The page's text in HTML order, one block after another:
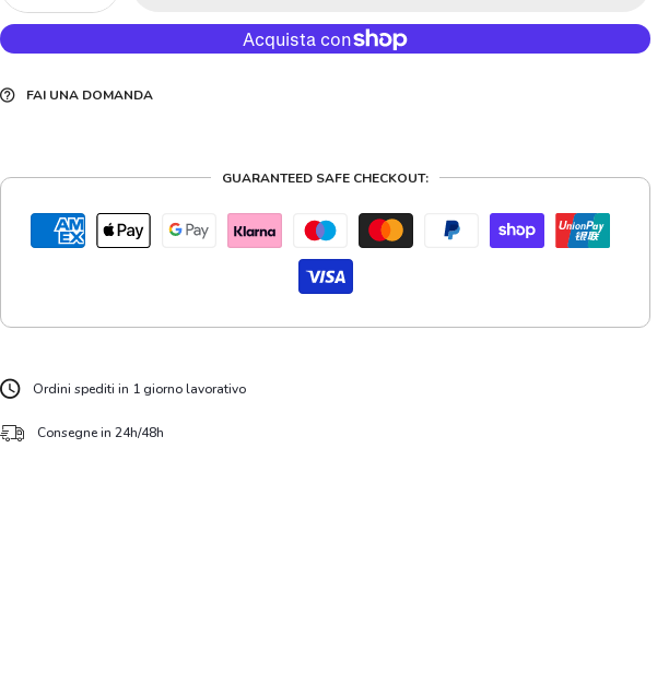
FAI UNA DOMANDA
GUARANTEED SAFE CHECKOUT:
Ordini spediti in 1 giorno lavorativo
Consegne in 24h/48h